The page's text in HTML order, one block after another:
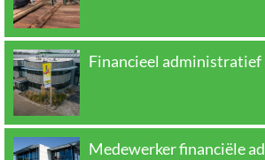
Financieel
Medewerker financiële